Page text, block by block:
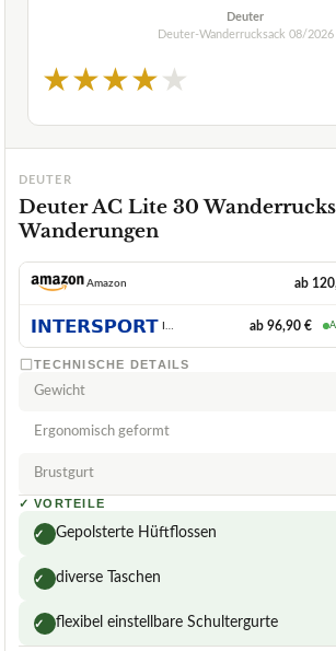
Deuter
Deuter-Wanderrucksack 08/2026
★★★★★
DEUTER
Deuter AC Lite 30
Wanderungen
Amazon ab
INTERSPORT ab 96,90 €
TECHNISCHE DETAILS
Gewicht
Ergonomisch geformt
Brustgurt
✓ VORTEILE
✓ Gepolsterte Hüftflossen
✓ diverse Taschen
✓ flexibel einstellbare Schultergurte